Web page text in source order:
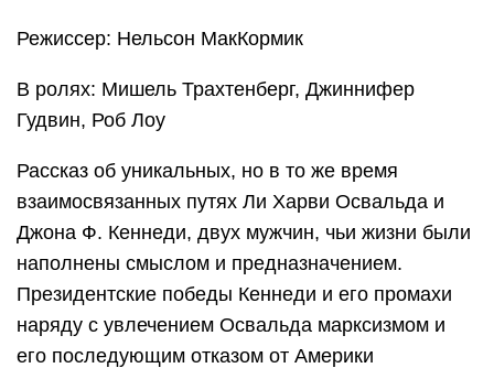
Режиссер: Нельсон МакКормик
В ролях: Мишель Трахтенберг, Джиннифер
Гудвин, Роб Лоу
Рассказ об уникальных, но в то же время
взаимосвязанных путях Ли Харви Освальда и
Джона Ф. Кеннеди, двух мужчин, чьи жизни были
наполнены смыслом и предназначением.
Президентские победы Кеннеди и его промахи
наряду с увлечением Освальда марксизмом и
его последующим отказом от Америки